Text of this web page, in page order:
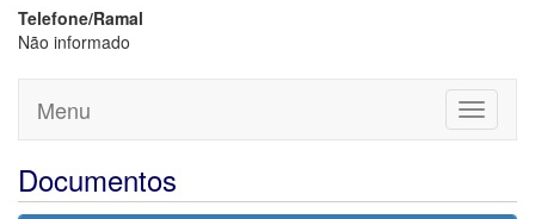
Telefone/Ramal
Não informado
Toggle
Menu
Documentos